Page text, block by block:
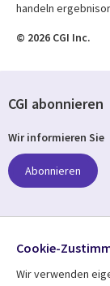
handeln
© 2026 CGI Inc.
CGI abonnieren
Wir informieren Sie
Abonnieren
Folgen Sie uns
Social
Cookie-
Wir verwenden